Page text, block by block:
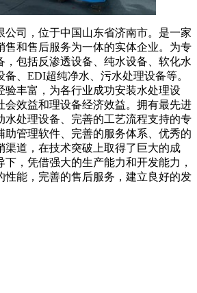
公司，位于中国山东省济南市。是一家
售和售后服务为一体的实体企业。为专
，包括反渗透设备、纯水设备、软化水
、EDI超纯净水、污水处理设备等。
验丰富，为各行业成功安装水处理设
会效益和理设备经济效益。拥有最先进
水处理设备、完善的工艺流程支持的专
助管理软件、完善的服务体系、优秀的
渠道，在技术突破上取得了巨大的成
，凭借强大的生产能力和开发能力，
性能，完善的售后服务，建立良好的发